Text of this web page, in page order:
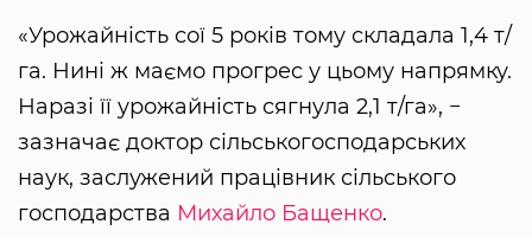
«Урожайність сої 5 років тому складала 1,4 т/
га. Нині ж маємо прогрес у цьому напрямку.
Наразі її урожайність сягнула 2,1 т/га», −
зазначає доктор сільськогосподарських
наук, заслужений працівник сільського
господарства Михайло Бащенко.